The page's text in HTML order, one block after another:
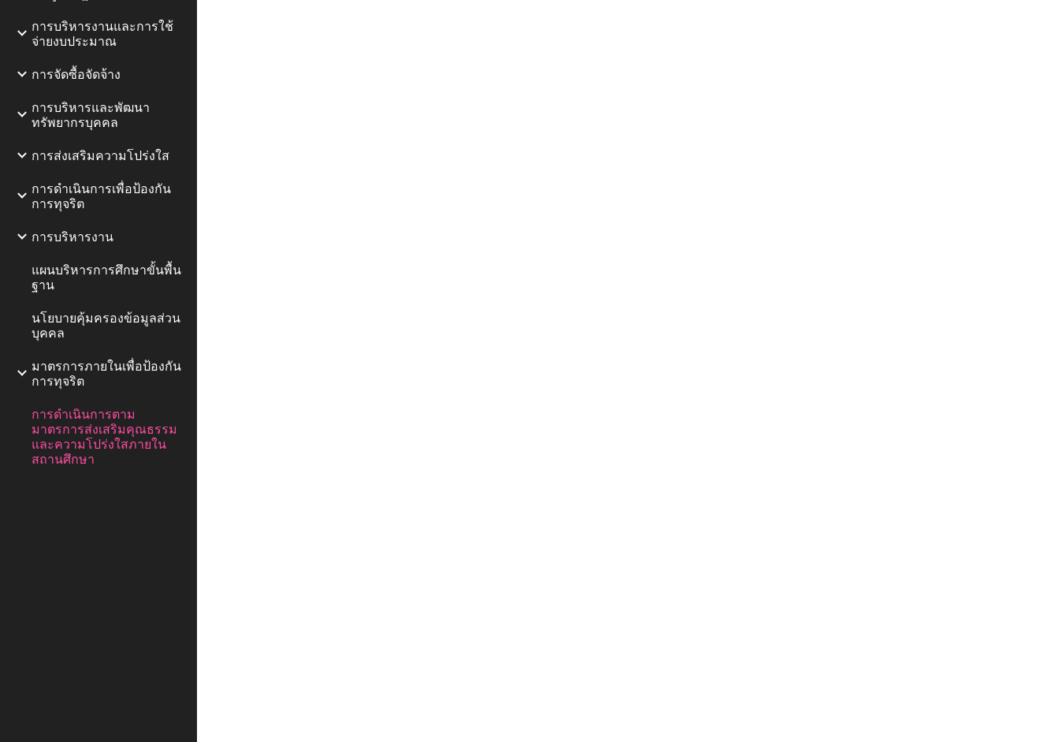
การบริหารงานและการใช้
จ่ายงบประมาณ
การจัดซื้อจัดจ้าง
การบริหารและพัฒนา
ทรัพยากรบุคคล
การส่งเสริมความโปร่งใส
การดำเนินการเพื่อป้องกัน
การทุจริต
การบริหารงาน
แผนบริหารการศึกษาขั้นพื้น
ฐาน
นโยบายคุ้มครองข้อมูลส่วน
บุคคล
มาตรการภายในเพื่อป้องกัน
การทุจริต
การดำเนินการตาม
มาตรการส่งเสริมคุณธรรม
และความโปร่งใสภายใน
สถานศึกษา